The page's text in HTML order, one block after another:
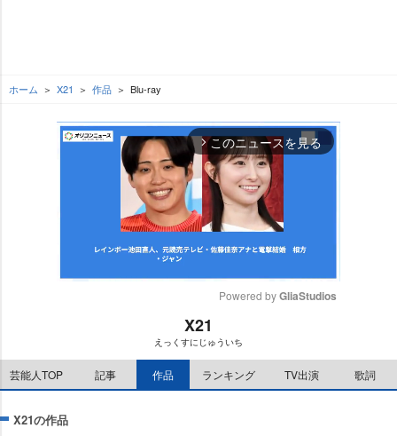
ホーム X21 作品 Blu-ray
arrow_forward_ios このニュースを見る
Powered by GliaStudios
X21
えっくすにじゅういち
芸能人TOP 記事 作品 ランキング TV出演 歌詞
X21の作品